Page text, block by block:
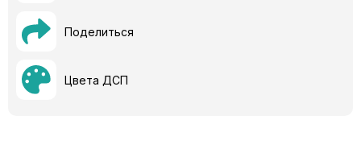
Поделиться
Цвета ДСП